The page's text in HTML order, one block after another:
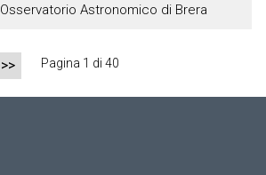
Osservatorio Astronomico di Brera
>> Pagina 1 di 40